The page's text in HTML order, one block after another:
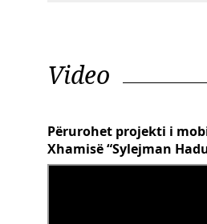
Video
Përurohet projekti i
Xhamisë “Sylejman